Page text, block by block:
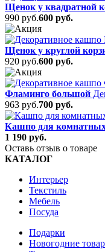
Щенок у квадратной
990 руб.600 руб.
Щенок у круглой
920 руб.600 руб.
Фламинго большой
963 руб.700 руб.
Кашпо для комнатных
1 190 руб.
Оставь отзыв о товаре
КАТАЛОГ
Интерьер
Текстиль
Мебель
Посуда
Подарки
Новогодние